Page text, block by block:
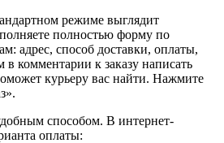
режиме выглядит
полностью форму по
адрес, способ доставки, оплаты,
в комментарии к заказу написать
курьеру вас найти. Нажмите
способом. В интернет-
оплаты: